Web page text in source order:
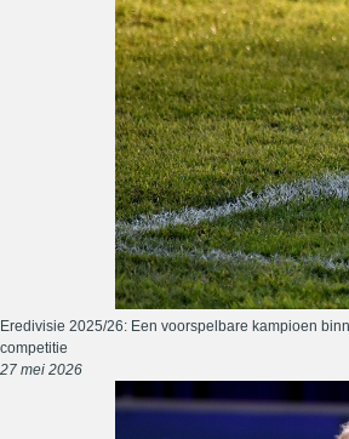
Eredivisie 2025/26: Een voorspelbare kampioen
competitie
27 mei 2026